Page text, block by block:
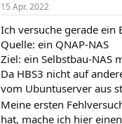
15 Apr. 2022
Ich versuche gerade ein
Quelle: ein QNAP-NAS
Ziel: ein Selbstbau-NAS
Da HBS3 nicht auf
vom Ubuntuserver aus
Meine ersten
hat, mache ich hier